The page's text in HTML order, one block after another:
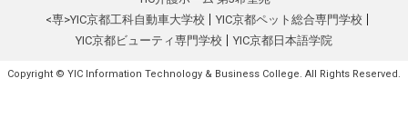
<専>YIC京都工科自動車大学校
YIC京都ペット総合専門学校
YIC京都ビューティ専門学校
YIC京都日本語学院
Copyright © YIC Information Technology & Business College. All Rights Reserved.